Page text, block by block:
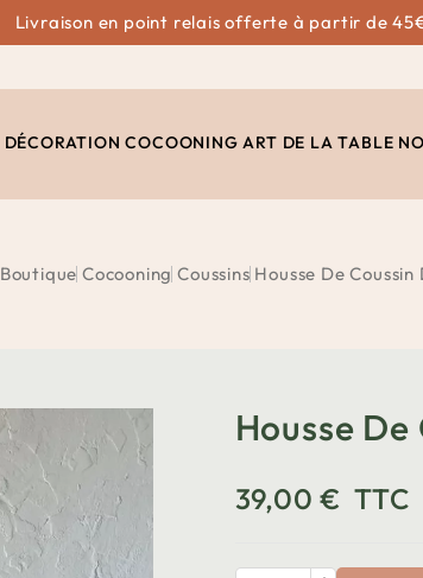
Livraison en point relais offerte à partir de
DÉCORATION COCOONING ART DE LA TABLE
Boutique Cocooning Coussins Housse De
Housse
39,00 € TTC